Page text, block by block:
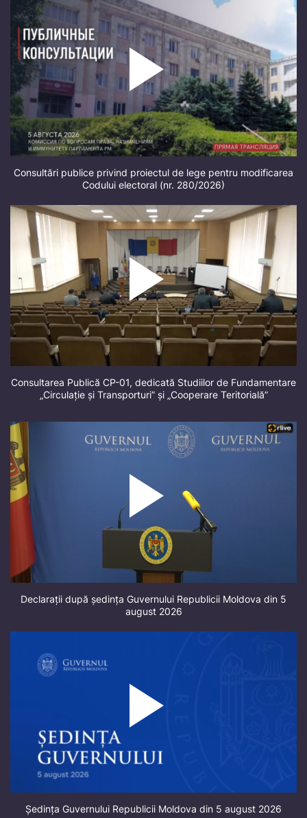
Consultări publice privind proiectul de lege pentru modificarea
Codului electoral (nr. 280/2026)
Consultarea Publică CP-01, dedicată Studiilor de Fundamentare
„Circulație și Transporturi” și „Cooperare Teritorială”
Declarații după ședința Guvernului Republicii Moldova din 5
august 2026
Ședința Guvernului Republicii Moldova din 5 august 2026